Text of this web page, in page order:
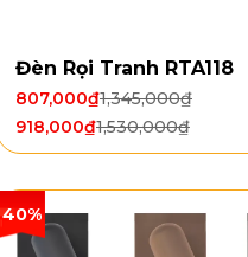
Đèn Rọi Tranh RTA118
1,345,000₫
807,000₫
1,530,000₫
918,000₫
40%